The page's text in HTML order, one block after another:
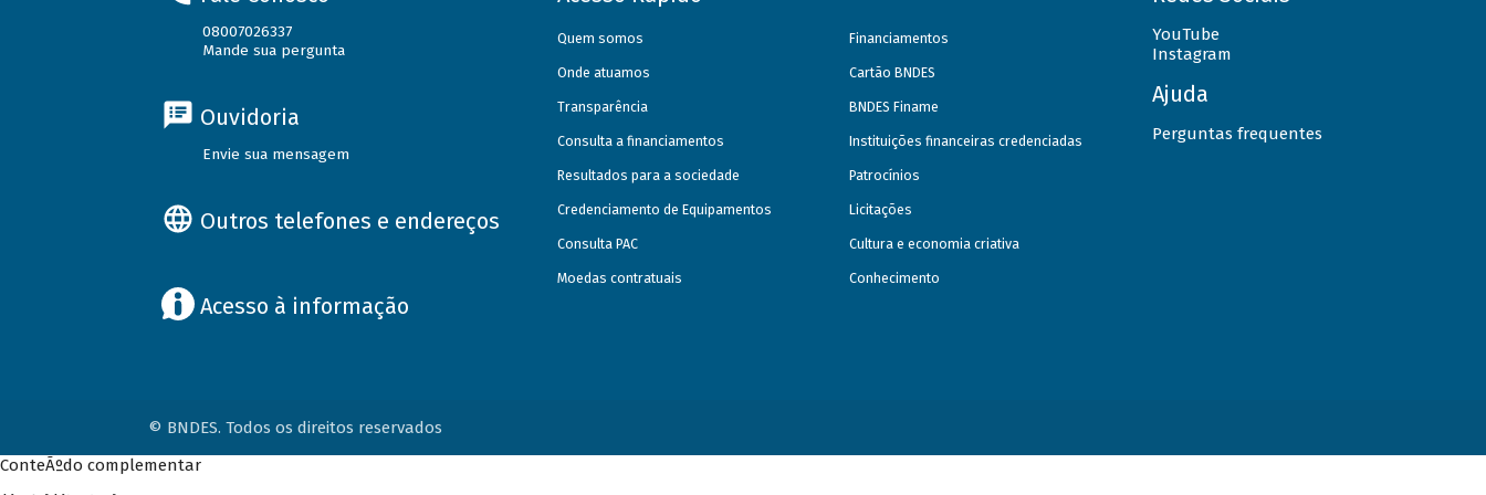
08007026337
Mande sua pergunta
Ouvidoria
Envie sua mensagem
Outros telefones e endereços
Acesso à informação
Quem somos
Onde atuamos
Transparência
Consulta a financiamentos
Resultados para a sociedade
Credenciamento de Equipamentos
Consulta PAC
Moedas contratuais
Financiamentos
Cartão BNDES
BNDES Finame
Instituições financeiras credenciadas
Patrocínios
Licitações
Cultura e economia criativa
Conhecimento
YouTube
Instagram
Ajuda
Perguntas frequentes
© BNDES. Todos os direitos reservados
ConteÃºdo complementar